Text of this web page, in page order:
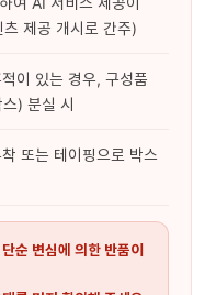
제공 개시로 간주)
이 있는 경우, 구성품
스) 분실 시
또는 테이핑으로 박스
순 변심에 의한 반품이